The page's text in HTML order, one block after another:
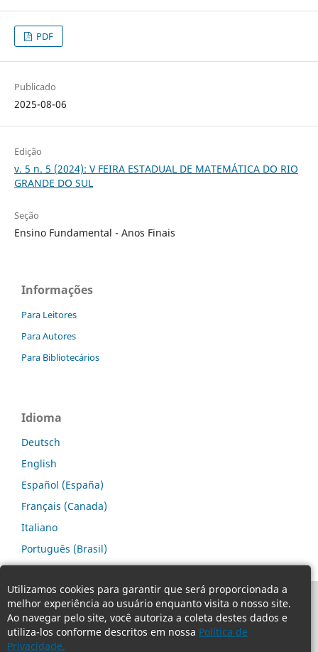
Utilizamos cookies para garantir que será proporcionada a
melhor experiência ao usuário enquanto visita o nosso site.
Ao navegar pelo site, você autoriza a coleta destes dados e
utiliza-los conforme descritos em nossa Política de
Privacidade.
PDF
Publicado
2025-08-06
Edição
v. 5 n. 5 (2024): V FEIRA ESTADUAL DE MATEMÁTICA DO RIO
GRANDE DO SUL
Seção
Ensino Fundamental - Anos Finais
Informações
Para Leitores
Para Autores
Para Bibliotecários
Idioma
Deutsch
English
Español (España)
Français (Canada)
Italiano
Português (Brasil)